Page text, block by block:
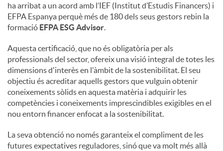
ha arribat a un acord amb l’IEF (Institut d’Estudis Financers) i
EFPA Espanya perquè més de 180 dels seus gestors rebin la
formació EFPA ESG Advisor.
Aquesta certificació, que no és obligatòria per als
professionals del sector, ofereix una visió integral de totes les
dimensions d'interès en l'àmbit de la sostenibilitat. El seu
objectiu és acreditar aquells gestors que vulguin obtenir
coneixements sòlids en aquesta matèria i adquirir les
competències i coneixements imprescindibles exigibles en el
nou entorn financer enfocat a la sostenibilitat.
La seva obtenció no només garanteix el compliment de les
futures expectatives reguladores, sinó que va molt més allà